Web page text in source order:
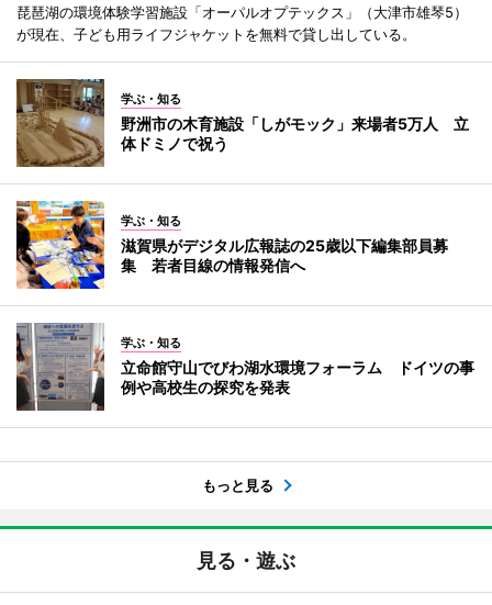
琵琶湖の環境体験学習施設「オーパルオプテックス」（大津市雄琴5）
が現在、子ども用ライフジャケットを無料で貸し出している。
学ぶ・知る
野洲市の木育施設「しがモック」来場者5万人 立
体ドミノで祝う
学ぶ・知る
滋賀県がデジタル広報誌の25歳以下編集部員募
集 若者目線の情報発信へ
学ぶ・知る
立命館守山でびわ湖水環境フォーラム ドイツの事
例や高校生の探究を発表
もっと見る
見る・遊ぶ